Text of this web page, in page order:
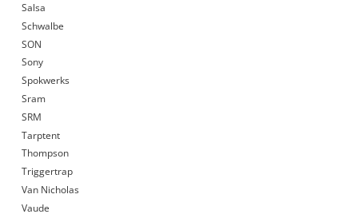
Salsa
Schwalbe
SON
Sony
Spokwerks
Sram
SRM
Tarptent
Thompson
Triggertrap
Van Nicholas
Vaude